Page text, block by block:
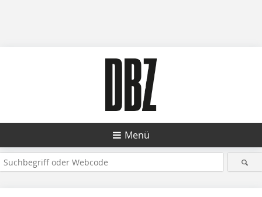
Menü